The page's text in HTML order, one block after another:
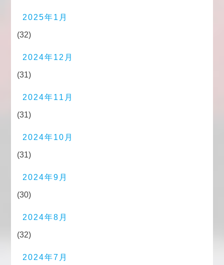
2025年1月
(32)
2024年12月
(31)
2024年11月
(31)
2024年10月
(31)
2024年9月
(30)
2024年8月
(32)
2024年7月